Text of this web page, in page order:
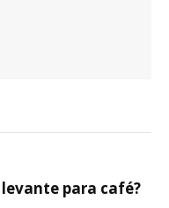
para café?